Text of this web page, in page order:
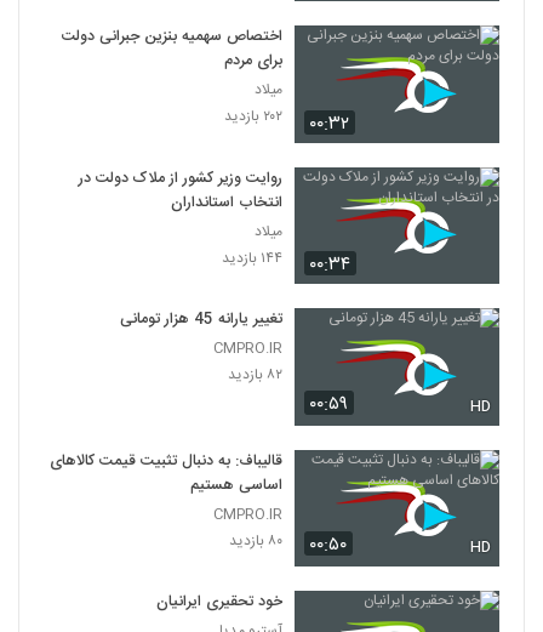
۰۰:۳۲
اختصاص سهمیه بنزین جبرانی دولت
برای مردم
میلاد
۲۰۲ بازدید
۰۰:۳۴
روایت وزیر کشور از ملاک دولت در
انتخاب استانداران
میلاد
۱۴۴ بازدید
۰۰:۵۹ HD
تغییر یارانه 45 هزار تومانی
CMPRO.IR
۸۲ بازدید
۰۰:۵۰ HD
قالیباف: به دنبال تثبیت قیمت کالاهای
اساسی هستیم
CMPRO.IR
۸۰ بازدید
خود تحقیری ایرانیان